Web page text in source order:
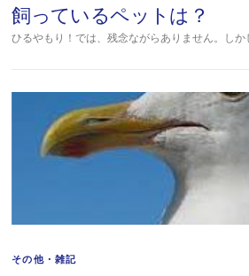
飼っているペットは？
ひるやもり！では、残念ながらありません。し
その他・雑記